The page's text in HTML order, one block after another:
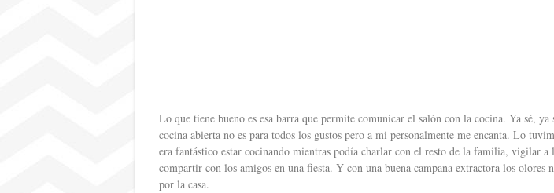
Lo que tiene bueno es esa barra que permite comunicar el salón con la cocina. Ya sé, ya
cocina abierta no es para todos los gustos pero a mi personalmente me encanta. Lo
era fantástico estar cocinando mientras podía charlar con el resto de la familia, vigilar a
compartir con los amigos en una fiesta. Y con una buena campana extractora los olores
por la casa.